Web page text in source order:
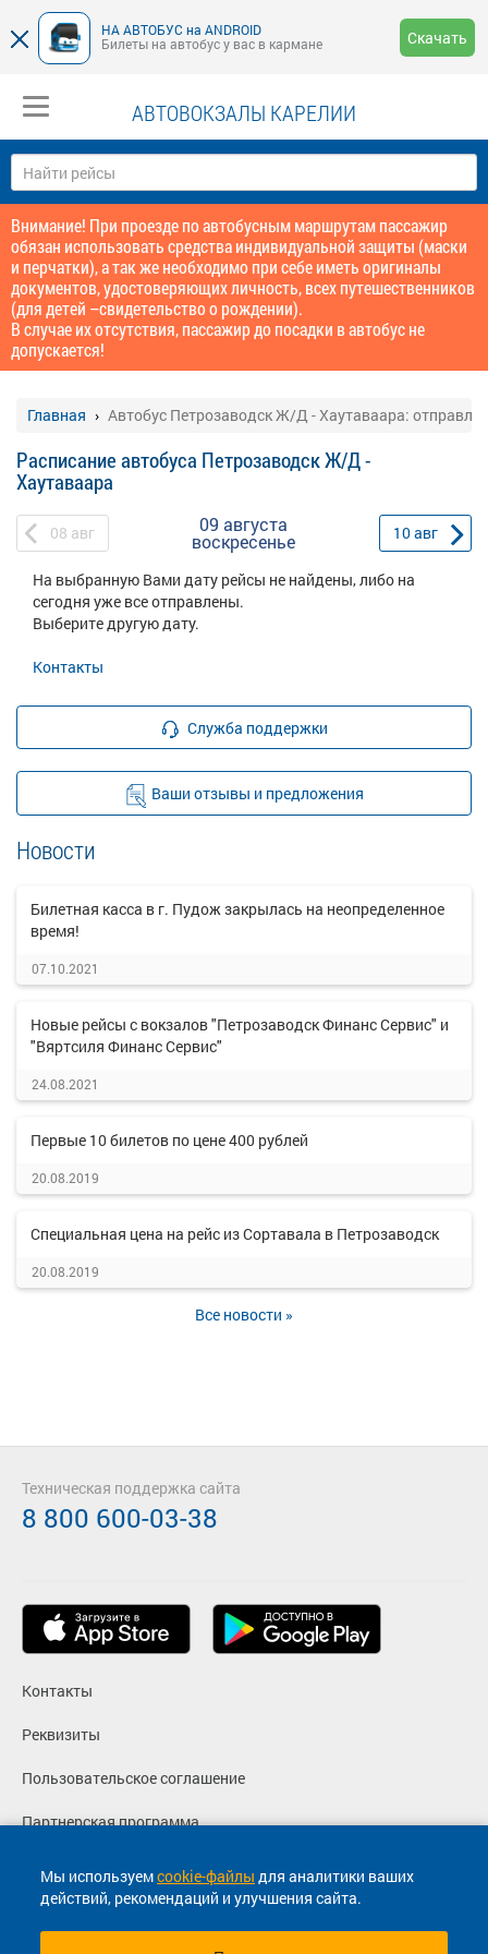
НА АВТОБУС на ANDROID
Билеты на автобус у вас в кармане
Скачать
АВТОВОКЗАЛЫ КАРЕЛИИ
Внимание! При проезде по автобусным маршрутам пассажир
обязан использовать средства индивидуальной защиты (маски
и перчатки), а так же необходимо при себе иметь оригиналы
документов, удостоверяющих личность, всех путешественников
(для детей –свидетельство о рождении).
В случае их отсутствия, пассажир до посадки в автобус не
допускается!
Главная Автобус Петрозаводск Ж/Д - Хаутаваара:
Расписание автобуса Петрозаводск Ж/Д -
Хаутаваара
08 авг 09 августа
воскресенье 10авг
На выбранную Вами дату рейсы не найдены, либо на
сегодня уже все отправлены.
Выберите другую дату.
Контакты
Служба поддержки
Ваши отзывы и предложения
Новости
Билетная касса в г. Пудож закрылась на неопределенное
время!
07.10.2021
Новые рейсы с вокзалов "Петрозаводск Финанс Сервис" и
"Вяртсиля Финанс Сервис"
24.08.2021
Первые 10 билетов по цене 400 рублей
20.08.2019
Специальная цена на рейс из Сортавала в Петрозаводск
20.08.2019
Все новости »
Мы используемcookie-файлы для аналитики ваших
действий, рекомендаций и улучшения сайта.
Контакты
Реквизиты
Пользовательское соглашение
Партнерская программа
Политика конфиденциальности
Согласие на маркетинговые сообщения
Техническая поддержка сайта
8 800 600-03-38